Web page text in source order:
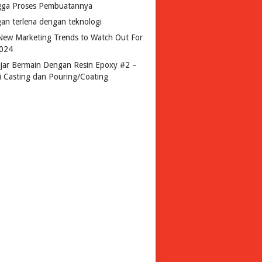
Proses Pembuatannya
terlena dengan teknologi
Marketing Trends to Watch Out For
Bermain Dengan Resin Epoxy #2 –
Casting dan Pouring/Coating